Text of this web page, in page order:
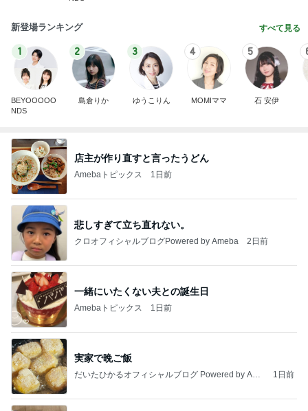
新登場ランキング すべて見る
1
BEYOOOOO
NDS
2
島倉りか
3
ゆうこりん
4
MOMIママ
5
石 安伊
店主が作り直すと言ったうどん
Amebaトピックス 1日前
悲しすぎて立ち直れない。
クロオフィシャルブログPowered by Ameba 2日前
一緒にいたくない夫との誕生日
Amebaトピックス 1日前
実家で晩ご飯
だいたひかるオフィシャルブログ Powered by Ame
1日前